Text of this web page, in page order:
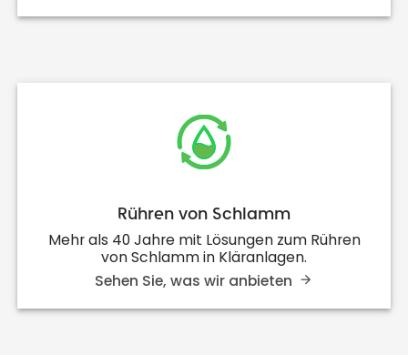
Rühren von Schlamm
Mehr als 40 Jahre mit Lösungen zum Rühren
von Schlamm in Kläranlagen.
Sehen Sie, was wir anbieten